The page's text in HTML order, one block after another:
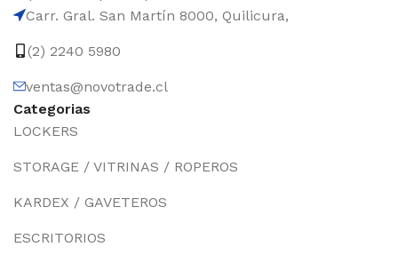
Carr. Gral. San Martín 8000, Quilicura,
(2) 2240 5980
ventas@novotrade.cl
Categorias
LOCKERS
STORAGE / VITRINAS / ROPEROS
KARDEX / GAVETEROS
ESCRITORIOS